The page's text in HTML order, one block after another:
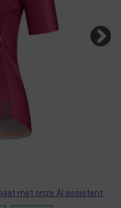
met onze AI assistent